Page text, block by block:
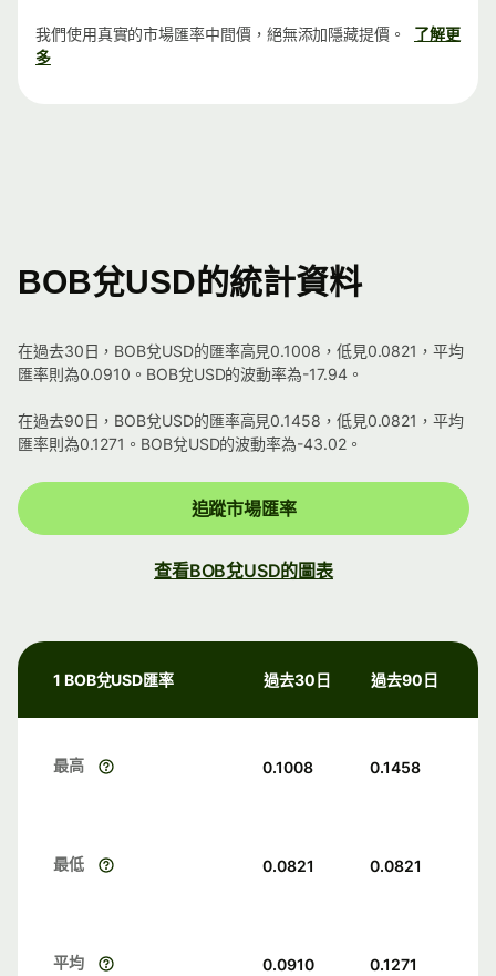
我們使用真實的市場匯率中間價，絕無添加隱藏提價。
了解更
多
BOB兌USD的統計資料
在過去30日，BOB兌USD的匯率高見0.1008，低見0.0821，平均
匯率則為0.0910。BOB兌USD的波動率為-17.94。
在過去90日，BOB兌USD的匯率高見0.1458，低見0.0821，平均
匯率則為0.1271。BOB兌USD的波動率為-43.02。
追蹤市場匯率
查看BOB兌USD的圖表
1 BOB兌USD匯率 過去30日 過去90日
最高 0.1008 0.1458
最低 0.0821 0.0821
平均 0.0910 0.1271